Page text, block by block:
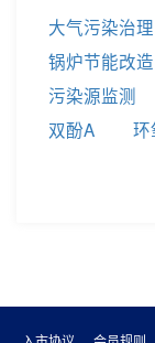
大气污染治理
锅炉节能改造
污染源监测
双酚A
环